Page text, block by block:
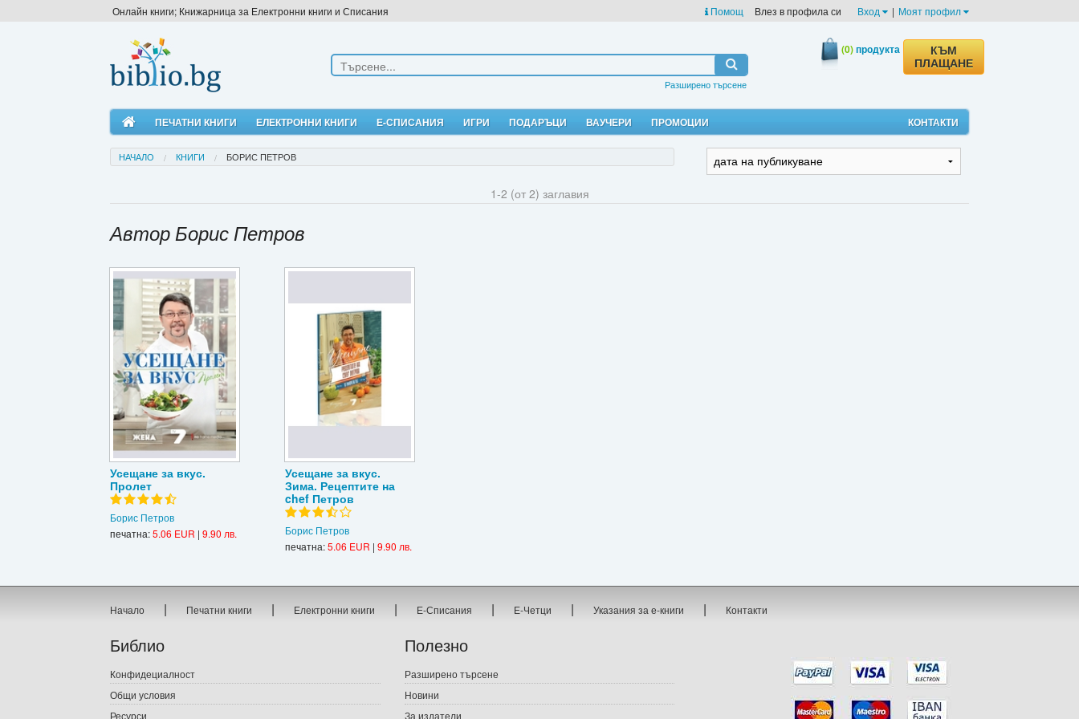
Онлайн книги; Книжарница за Електронни книги и Списания Помощ Влез в профила си Вход | Моят профил
Разширено търсене
(0)продукта
КЪМ
ПЛАЩАНЕ
ПЕЧАТНИ КНИГИ ЕЛЕКТРОННИ КНИГИ Е-СПИСАНИЯ ИГРИ ПОДАРЪЦИ ВАУЧЕРИ ПРОМОЦИИ КОНТАКТИ
НАЧАЛО КНИГИ БОРИС ПЕТРОВ
1-2 (от 2) заглавия
Автор Борис Петров
Усещане за вкус.
Пролет
Борис Петров
печатна:5.06 EUR | 9.90 лв.
Усещане за вкус.
Зима. Рецептите на
chef Петров
Борис Петров
печатна:5.06 EUR | 9.90 лв.
Начало | Печатни книги | Електронни книги | Е-Списания | Е-Четци | Указания за е-книги | Контакти
Библио
Конфидециалност
Общи условия
Ресурси
Полезно
Разширено търсене
Новини
За издатели